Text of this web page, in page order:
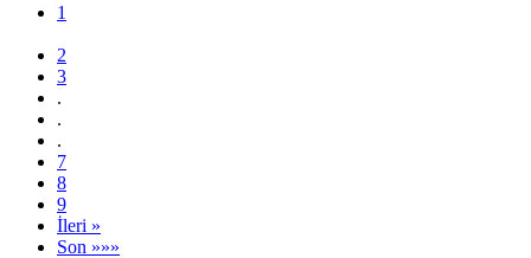
1
2
3
.
.
.
7
8
9
İleri »
Son »»»